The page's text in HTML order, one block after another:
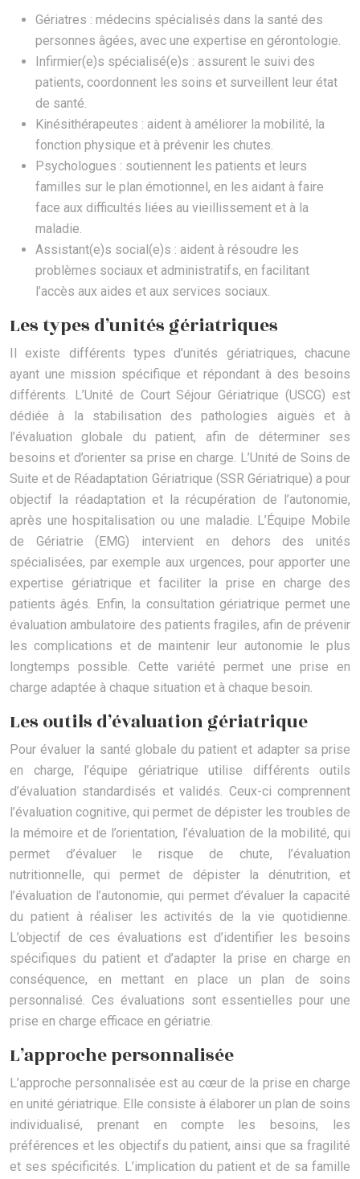
Gériatres : médecins spécialisés dans la santé des
personnes âgées, avec une expertise en gérontologie.
Infirmier(e)s spécialisé(e)s : assurent le suivi des
patients, coordonnent les soins et surveillent leur état
de santé.
Kinésithérapeutes : aident à améliorer la mobilité, la
fonction physique et à prévenir les chutes.
Psychologues : soutiennent les patients et leurs
familles sur le plan émotionnel, en les aidant à faire
face aux difficultés liées au vieillissement et à la
maladie.
Assistant(e)s social(e)s : aident à résoudre les
problèmes sociaux et administratifs, en facilitant
l’accès aux aides et aux services sociaux.
Les types d’unités gériatriques
Il existe différents types d’unités gériatriques, chacune
ayant une mission spécifique et répondant à des besoins
différents. L’Unité de Court Séjour Gériatrique (USCG) est
dédiée à la stabilisation des pathologies aiguës et à
l’évaluation globale du patient, afin de déterminer ses
besoins et d’orienter sa prise en charge. L’Unité de Soins de
Suite et de Réadaptation Gériatrique (SSR Gériatrique) a pour
objectif la réadaptation et la récupération de l’autonomie,
après une hospitalisation ou une maladie. L’Équipe Mobile
de Gériatrie (EMG) intervient en dehors des unités
spécialisées, par exemple aux urgences, pour apporter une
expertise gériatrique et faciliter la prise en charge des
patients âgés. Enfin, la consultation gériatrique permet une
évaluation ambulatoire des patients fragiles, afin de prévenir
les complications et de maintenir leur autonomie le plus
longtemps possible. Cette variété permet une prise en
charge adaptée à chaque situation et à chaque besoin.
Les outils d’évaluation gériatrique
Pour évaluer la santé globale du patient et adapter sa prise
en charge, l’équipe gériatrique utilise différents outils
d’évaluation standardisés et validés. Ceux-ci comprennent
l’évaluation cognitive, qui permet de dépister les troubles de
la mémoire et de l’orientation, l’évaluation de la mobilité, qui
permet d’évaluer le risque de chute, l’évaluation
nutritionnelle, qui permet de dépister la dénutrition, et
l’évaluation de l’autonomie, qui permet d’évaluer la capacité
du patient à réaliser les activités de la vie quotidienne.
L’objectif de ces évaluations est d’identifier les besoins
spécifiques du patient et d’adapter la prise en charge en
conséquence, en mettant en place un plan de soins
personnalisé. Ces évaluations sont essentielles pour une
prise en charge efficace en gériatrie.
L’approche personnalisée
L’approche personnalisée est au cœur de la prise en charge
en unité gériatrique. Elle consiste à élaborer un plan de soins
individualisé, prenant en compte les besoins, les
préférences et les objectifs du patient, ainsi que sa fragilité
et ses spécificités. L’implication du patient et de sa famille